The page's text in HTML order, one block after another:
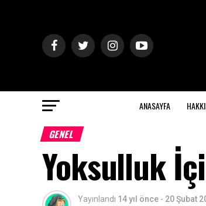
ANASAYFA
GENEL
Yoksulluk
Yayınlandı 14 yıl önce - 20 Şubat